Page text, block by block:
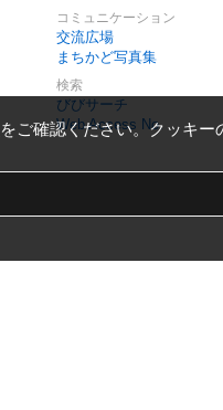
コミュニケーション
交流広場
まちかど写真集
検索
びびサーチ
Web Access No.
をご確認ください。クッキ